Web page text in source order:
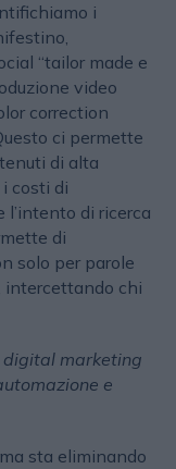
i
“tailor made e
video
correction
ci permette
di alta
costi di
l’intento di ricerca
di
solo per parole
intercettando chi
digital marketing
e
sta eliminando